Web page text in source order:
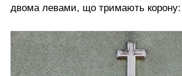
двома левами, що тримають корону: